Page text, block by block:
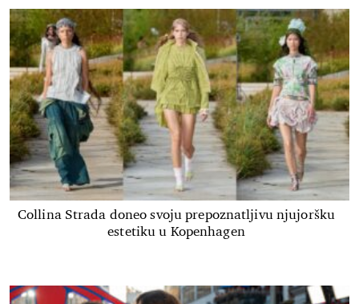
Collina Strada doneo svoju prepoznatljivu njujoršku
estetiku u Kopenhagen